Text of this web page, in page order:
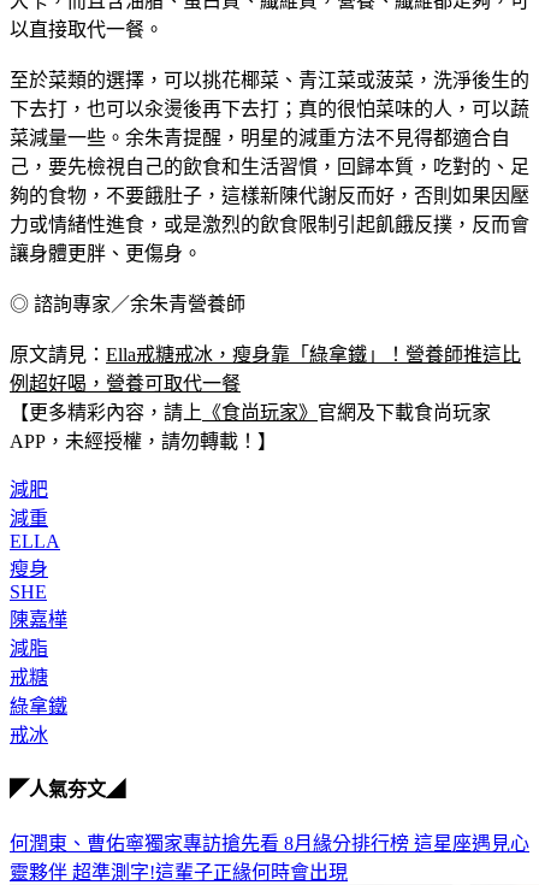
以直接取代一餐。
至於菜類的選擇，可以挑花椰菜、青江菜或菠菜，洗淨後生的
下去打，也可以汆燙後再下去打；真的很怕菜味的人，可以蔬
菜減量一些。余朱青提醒，明星的減重方法不見得都適合自
己，要先檢視自己的飲食和生活習慣，回歸本質，吃對的、足
夠的食物，不要餓肚子，這樣新陳代謝反而好，否則如果因壓
力或情緒性進食，或是激烈的飲食限制引起飢餓反撲，反而會
讓身體更胖、更傷身。
◎ 諮詢專家／余朱青營養師
原文請見： Ella戒糖戒冰，瘦身靠「綠拿鐵」！營養師推這比
例超好喝，營養可取代一餐
【更多精彩內容，請上 《食尚玩家》 官網及下載食尚玩家
APP，未經授權，請勿轉載！】
減肥
減重
ELLA
瘦身
SHE
陳嘉樺
減脂
戒糖
綠拿鐵
戒冰
◤人氣夯文◢
何潤東、曹佑寧獨家專訪搶先看 8月緣分排行榜 這星座遇見心
靈夥伴 超準測字!這輩子正緣何時會出現